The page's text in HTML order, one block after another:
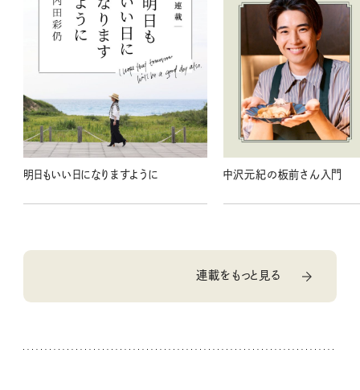
明日もいい日になりますように 中沢元紀の板前さん入門
連載をもっと見る